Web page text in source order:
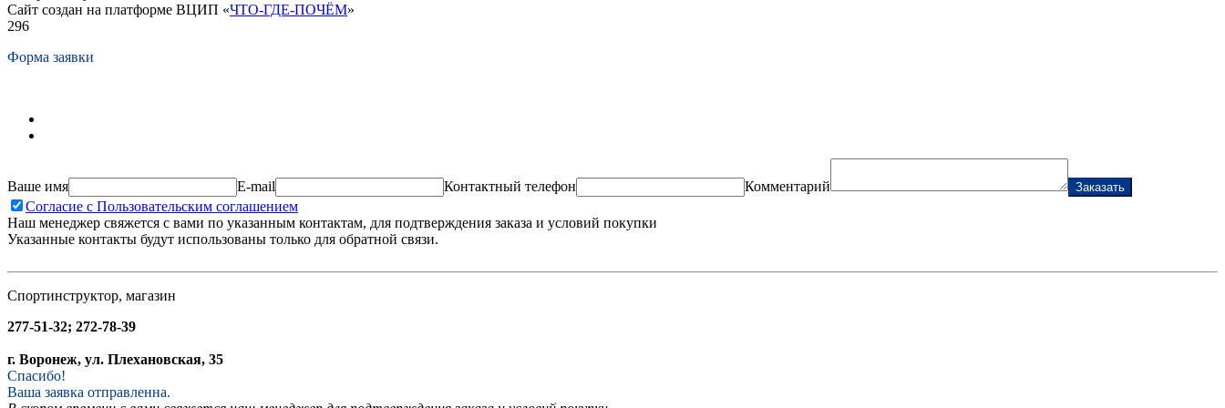
Сайт создан на платформе ВЦИП «ЧТО-ГДЕ-ПОЧЁМ»
296
Форма заявки
Ваше имя E-mail Контактный телефон Комментарий Заказать
Согласие с Пользовательским соглашением
Наш менеджер свяжется с вами по указанным контактам, для подтверждения заказа и условий покупки
Указанные контакты будут использованы только для обратной связи.
Спортинструктор, магазин
277-51-32; 272-78-39
г. Воронеж, ул. Плехановская, 35
Спасибо!
Ваша заявка отправленна.